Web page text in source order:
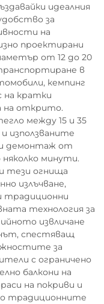
идеалния
за
на
проектирани
от 12 до 20
в
кемпинг
на кратки
на открито.
между 15 и 35
използваните
демонтаж от
минути.
тези огнища
излъчване,
традиционни
технология за
извличане
спестяващ
за
с ограничено
балкони на
на покриви и
традиционните